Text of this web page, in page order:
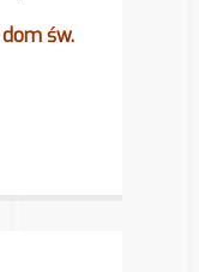
dom św.